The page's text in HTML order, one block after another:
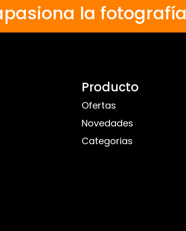
la fotografía
Producto
Ofertas
Novedades
Categorias